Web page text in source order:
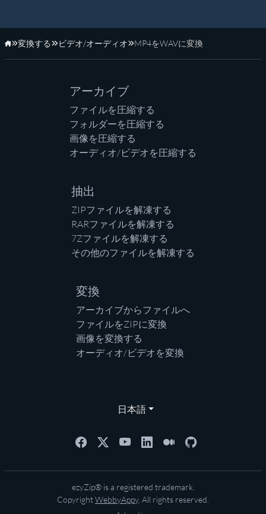
ホーム
変換する ビデオ/オーディオ MP4をWAVに変換
アーカイブ
ファイルを圧縮する
フォルダーを圧縮する
画像を圧縮する
オーディオ/ビデオを圧縮する
抽出
ZIPファイルを解凍する
RARファイルを解凍する
7Zファイルを解凍する
その他のファイルを解凍する
変換
アーカイブからファイルへ
ファイルをZIPに変換
画像を変換する
オーディオ/ビデオを変換
日本語
ezyZip® is a registered trademark.
CopyrightWebbyAppy. All rights reserved.